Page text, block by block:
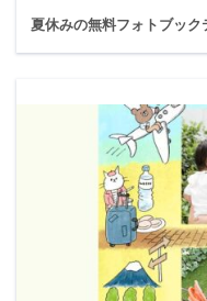
夏休みの無料フォトブック